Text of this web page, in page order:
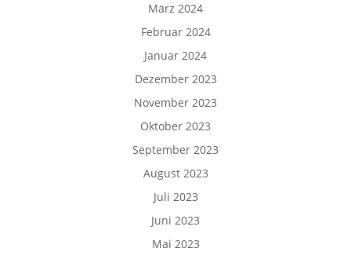
März 2024
Februar 2024
Januar 2024
Dezember 2023
November 2023
Oktober 2023
September 2023
August 2023
Juli 2023
Juni 2023
Mai 2023